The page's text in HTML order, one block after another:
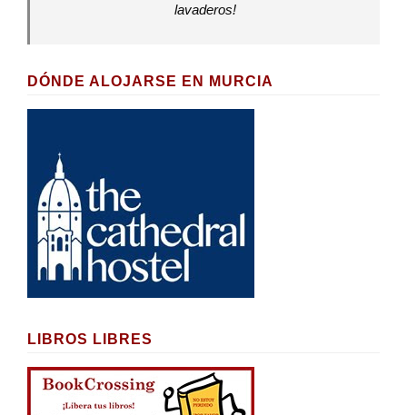
lavaderos!
DÓNDE ALOJARSE EN MURCIA
LIBROS LIBRES